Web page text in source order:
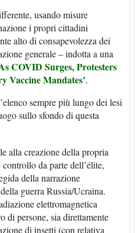
usando misure
i propri cittadini
alto di consapevolezza dei
generale – indotta a una
COVID Surges, Protesters
Vaccine Mandates’.
sempre più lungo dei lesi
sullo sfondo di questa
alla creazione della propria
da parte dell’élite,
della narrazione
della guerra Russia/Ucraina.
elettromagnetica
di persone, sia direttamente
di insetti (con relativa